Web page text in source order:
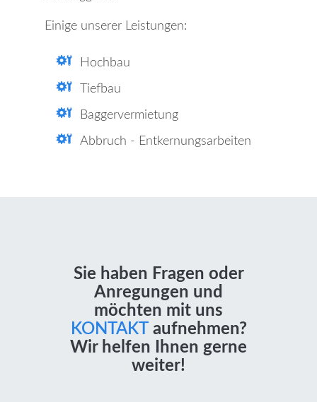
Einige unserer Leistungen:
Hochbau
Tiefbau
Baggervermietung
Abbruch - Entkernungsarbeiten
Sie haben Fragen oder
Anregungen und
möchten mit uns
KONTAKT
aufnehmen?
Wir helfen Ihnen gerne
weiter!